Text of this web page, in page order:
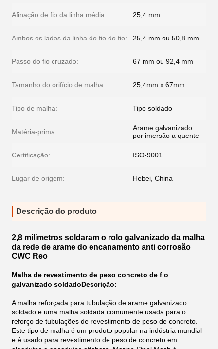
Afinação de fio da linha média: 25,4 mm
Ambos os lados da linha do fio do fio: 25,4 mm ou 50,8 mm
Passo do fio cruzado: 67 mm ou 92,4 mm
Tamanho do orifício de malha: 25,4mm x 67mm
Tipo de malha: Tipo soldado
Matéria-prima:
Arame galvanizado
por imersão a quente
Certificação: ISO-9001
Lugar de origem: Hebei, China
Descrição do produto
2,8 milímetros soldaram o rolo galvanizado da malha
da rede de arame do encanamento anti corrosão
CWC Reo
Malha de revestimento de peso concreto de fio
galvanizado soldadoDescrição:
A malha reforçada para tubulação de arame galvanizado
soldado é uma malha soldada comumente usada para o
reforço de tubulações de revestimento de peso de concreto.
Este tipo de malha é um produto popular na indústria mundial
e é usado para revestimento de peso de concreto em